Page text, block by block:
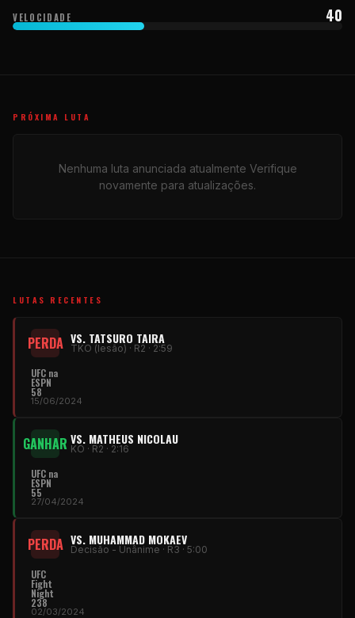
VELOCIDADE 40
PRÓXIMA LUTA
Nenhuma luta anunciada atualmente Verifique
novamente para atualizações.
LUTAS RECENTES
PERDA VS. TATSURO TAIRA
TKO (lesão) · R2 · 2:59
UFC na
ESPN
58
15/06/2024
GANHAR VS. MATHEUS NICOLAU
KO · R2 · 2:16
UFC na
ESPN
55
27/04/2024
PERDA VS. MUHAMMAD MOKAEV
Decisão - Unânime · R3 · 5:00
UFC
Fight
Night
238
02/03/2024